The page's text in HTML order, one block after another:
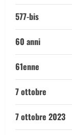
577-bis
60 anni
61enne
7 ottobre
7 ottobre 2023